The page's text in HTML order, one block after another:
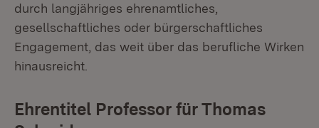
durch langjähriges ehrenamtliches,
gesellschaftliches oder bürgerschaftliches
Engagement, das weit über das berufliche Wirken
hinausreicht.
Ehrentitel Professor für Thomas